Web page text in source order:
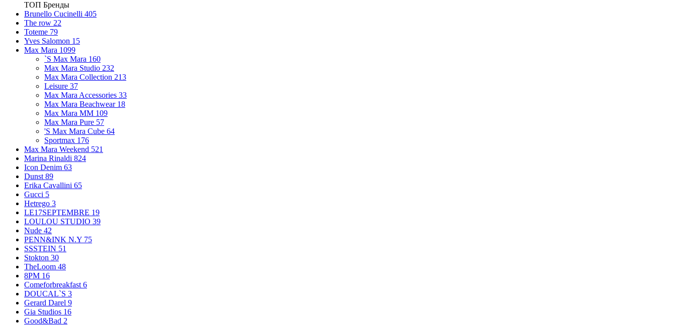
ТОП Бренды
Brunello Cucinelli 405
The row 22
Toteme 79
Yves Salomon 15
Max Mara 1099
`S Max Mara 160
Max Mara Studio 232
Max Mara Collection 213
Leisure 37
Max Mara Accessories 33
Max Mara Beachwear 18
Max Mara MM 109
Max Mara Pure 57
'S Max Mara Cube 64
Sportmax 176
Max Mara Weekend 521
Marina Rinaldi 824
Icon Denim 63
Dunst 89
Erika Cavallini 65
Gucci 5
Hetrego 3
LE17SEPTEMBRE 19
LOULOU STUDIO 39
Nude 42
PENN&INK N.Y 75
SSSTEIN 51
Stokton 30
TheLoom 48
8PM 16
Comeforbreakfast 6
DOUCAL`S 3
Gerard Darel 9
Gia Studios 16
Good&Bad 2